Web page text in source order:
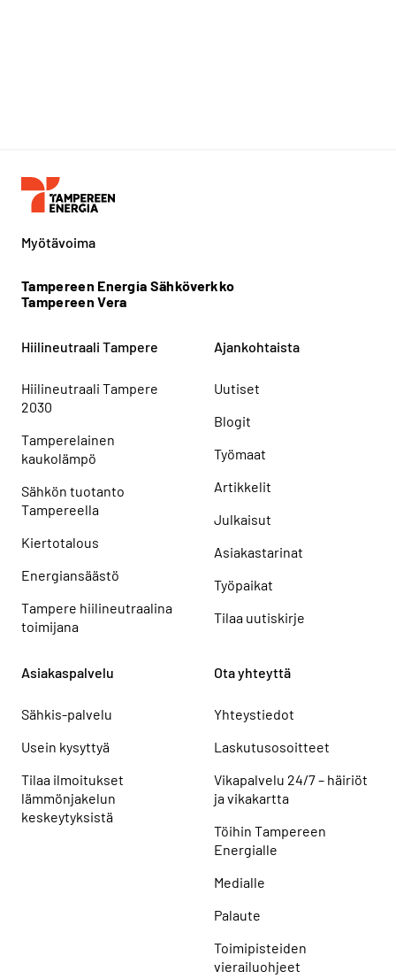
Myötävoima
Tampereen Energia Sähköverkko
Tampereen Vera
Hiilineutraali Tampere
Hiilineutraali Tampere
2030
Tamperelainen
kaukolämpö
Sähkön tuotanto
Tampereella
Kiertotalous
Energiansäästö
Tampere hiilineutraalina
toimijana
Ajankohtaista
Uutiset
Blogit
Työmaat
Artikkelit
Julkaisut
Asiakastarinat
Työpaikat
Tilaa uutiskirje
Asiakaspalvelu
Sähkis-palvelu
Usein kysyttyä
Tilaa ilmoitukset
lämmönjakelun
keskeytyksistä
Ota yhteyttä
Yhteystiedot
Laskutusosoitteet
Vikapalvelu 24/7 – häiriöt
ja vikakartta
Töihin Tampereen
Energialle
Medialle
Palaute
Toimipisteiden
vierailuohjeet